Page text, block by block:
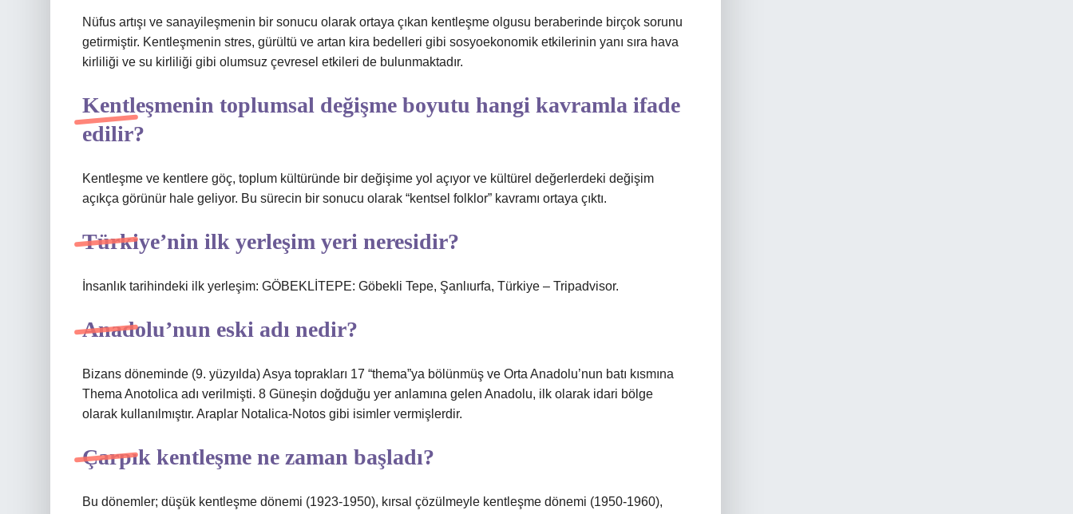
Nüfus artışı ve sanayileşmenin bir sonucu olarak ortaya çıkan kentleşme olgusu beraberinde birçok sorunu
getirmiştir. Kentleşmenin stres, gürültü ve artan kira bedelleri gibi sosyoekonomik etkilerinin yanı sıra hava
kirliliği ve su kirliliği gibi olumsuz çevresel etkileri de bulunmaktadır.
Kentleşmenin toplumsal değişme boyutu hangi kavramla ifade
edilir?
Kentleşme ve kentlere göç, toplum kültüründe bir değişime yol açıyor ve kültürel değerlerdeki değişim
açıkça görünür hale geliyor. Bu sürecin bir sonucu olarak “kentsel folklor” kavramı ortaya çıktı.
Türkiye’nin ilk yerleşim yeri neresidir?
İnsanlık tarihindeki ilk yerleşim: GÖBEKLİTEPE: Göbekli Tepe, Şanlıurfa, Türkiye – Tripadvisor.
Anadolu’nun eski adı nedir?
Bizans döneminde (9. yüzyılda) Asya toprakları 17 “thema”ya bölünmüş ve Orta Anadolu’nun batı kısmına
Thema Anotolica adı verilmişti. 8 Güneşin doğduğu yer anlamına gelen Anadolu, ilk olarak idari bölge
olarak kullanılmıştır. Araplar Notalica-Notos gibi isimler vermişlerdir.
Çarpık kentleşme ne zaman başladı?
Bu dönemler; düşük kentleşme dönemi (1923-1950), kırsal çözülmeyle kentleşme dönemi (1950-1960),